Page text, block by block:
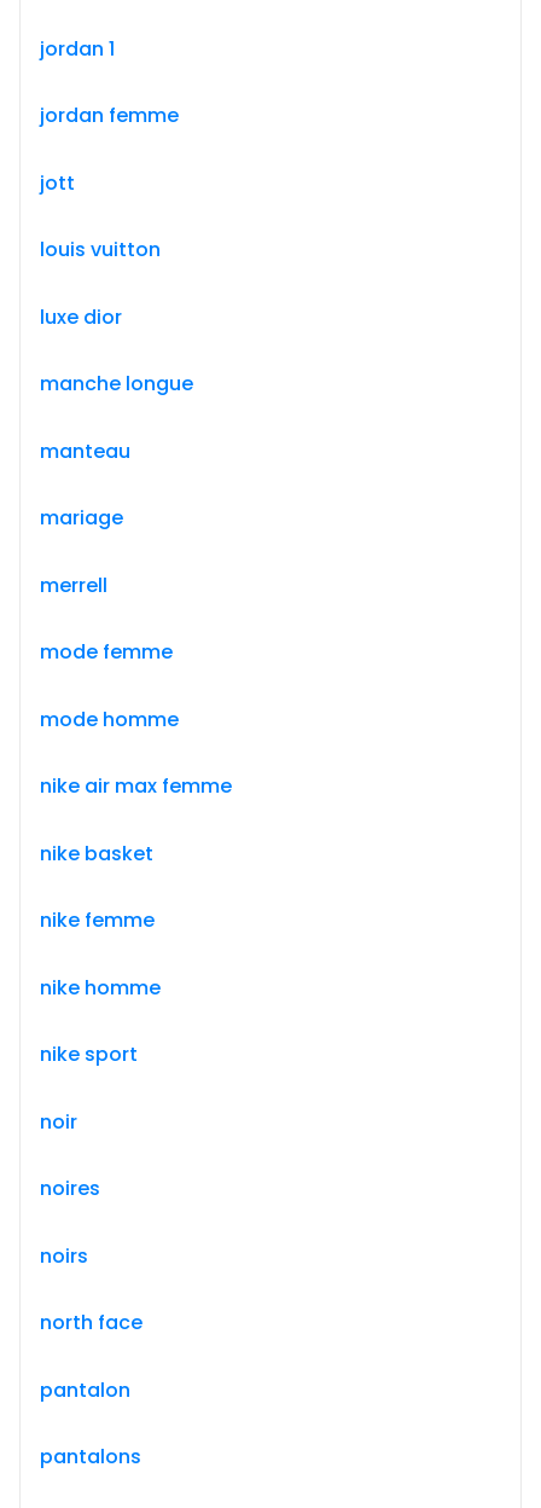
jordan 1
jordan femme
jott
louis vuitton
luxe dior
manche longue
manteau
mariage
merrell
mode femme
mode homme
nike air max femme
nike basket
nike femme
nike homme
nike sport
noir
noires
noirs
north face
pantalon
pantalons